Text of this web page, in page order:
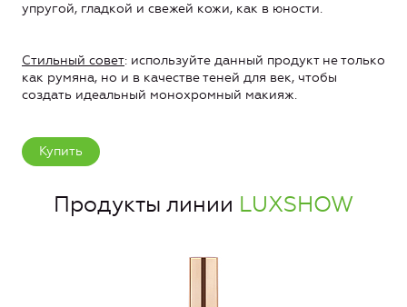
упругой, гладкой и свежей кожи, как в юности.
Стильный совет: используйте данный продукт не только
как румяна, но и в качестве теней для век, чтобы
создать идеальный монохромный макияж.
Купить
Продукты линии LUXSHOW